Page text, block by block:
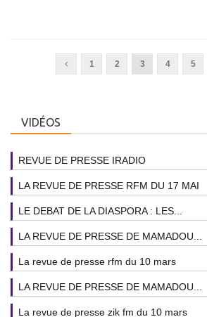
1 2 3 4 5
VIDÉOS
REVUE DE PRESSE IRADIO
LA REVUE DE PRESSE RFM DU 17 MAI
LE DEBAT DE LA DIASPORA : LES...
LA REVUE DE PRESSE DE MAMADOU...
La revue de presse rfm du 10 mars
LA REVUE DE PRESSE DE MAMADOU...
La revue de presse zik fm du 10 mars